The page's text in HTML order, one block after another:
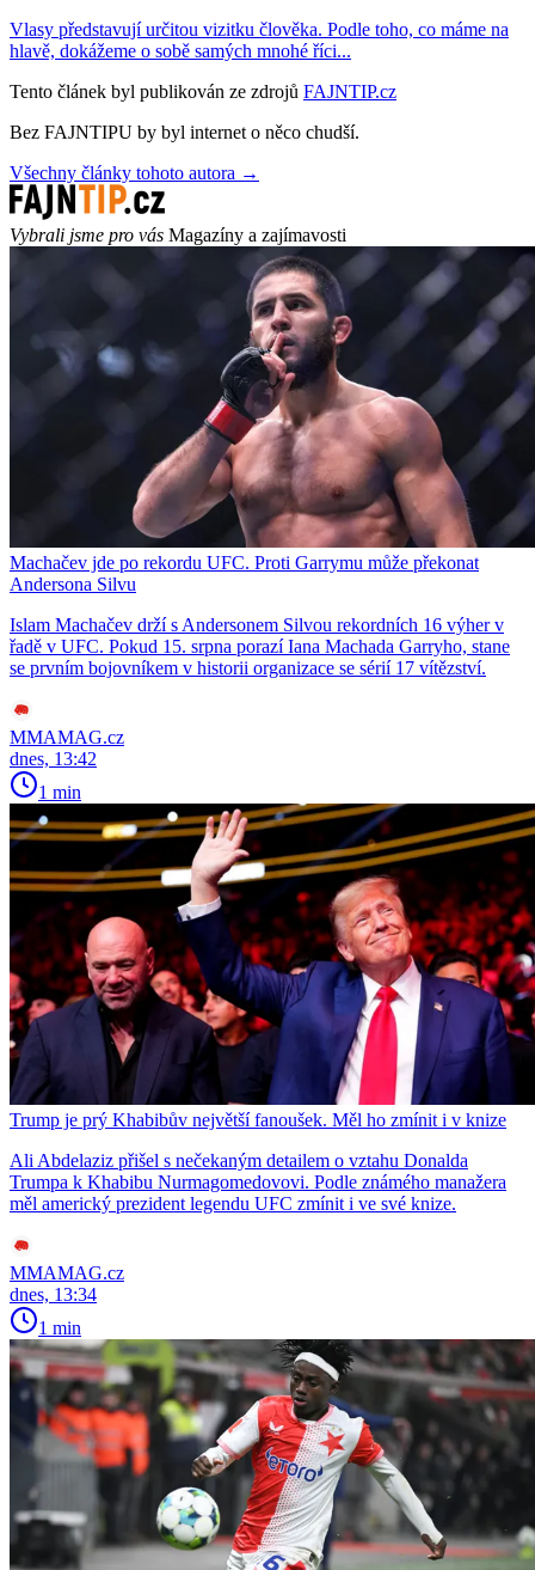
Vlasy představují určitou vizitku člověka. Podle toho, co máme na
hlavě, dokážeme o sobě samých mnohé říci...
Tento článek byl publikován ze zdrojů FAJNTIP.cz
Bez FAJNTIPU by byl internet o něco chudší.
Všechny články tohoto autora →
Vybrali jsme pro vás Magazíny a zajímavosti
Machačev jde po rekordu UFC. Proti Garrymu může překonat
Andersona Silvu
Islam Machačev drží s Andersonem Silvou rekordních 16 výher v
řadě v UFC. Pokud 15. srpna porazí Iana Machada Garryho, stane
se prvním bojovníkem v historii organizace se sérií 17 vítězství.
MMAMAG.cz
dnes, 13:42
1 min
Trump je prý Khabibův největší fanoušek. Měl ho zmínit i v knize
Ali Abdelaziz přišel s nečekaným detailem o vztahu Donalda
Trumpa k Khabibu Nurmagomedovovi. Podle známého manažera
měl americký prezident legendu UFC zmínit i ve své knize.
MMAMAG.cz
dnes, 13:34
1 min